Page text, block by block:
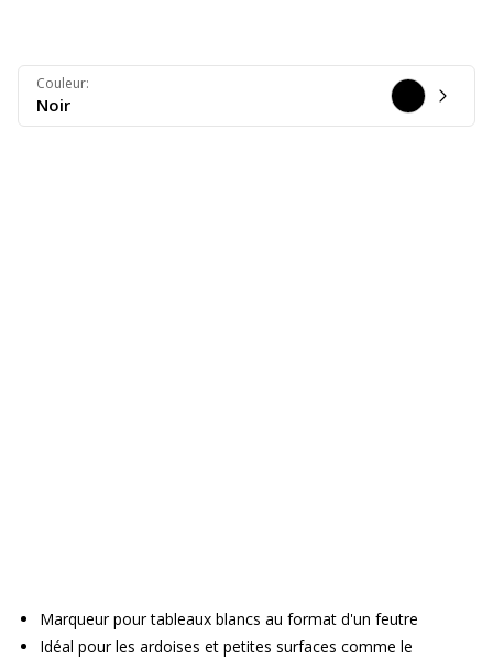
Couleur:
Noir
Marqueur pour tableaux blancs au format d'un feutre
Idéal pour les ardoises et petites surfaces comme le